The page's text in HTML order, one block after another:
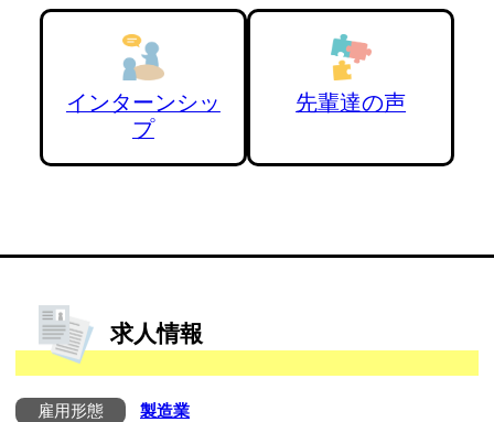
インターンシッ
プ
先輩達の声
求人情報
雇用形態
製造業